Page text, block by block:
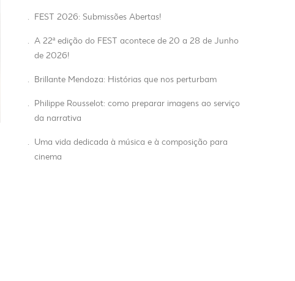
. FEST 2026: Submissões Abertas!
. A 22ª edição do FEST acontece de 20 a 28 de Junho
de 2026!
. Brillante Mendoza: Histórias que nos perturbam
.
Philippe Rousselot: como preparar imagens ao serviço
da narrativa
.
Uma vida dedicada à música e à composição para
cinema